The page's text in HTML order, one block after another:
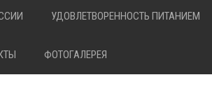
УДОВЛЕТВОРЕННОСТЬ ПИТАНИЕМ
ФОТОГАЛЕРЕЯ